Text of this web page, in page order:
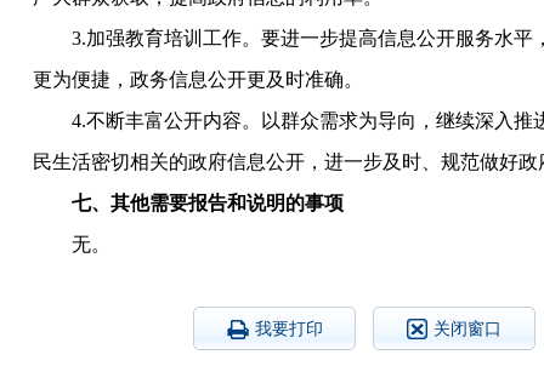
3.加强教育培训工作。要进一步提高信息公开服务水平
更为便捷，政务信息公开更及时准确。
4.不断丰富公开内容。以群众需求为导向，继续深入推
民生活密切相关的政府信息公开，进一步及时、规范做好
七、其他需要报告和说明的事项
无。
我要打印 关闭窗口